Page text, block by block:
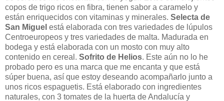
copos de trigo ricos en fibra, tienen sabor a caramelo y
están enriquecidos con vitaminas y minerales. Selecta de
San Miguel está e laborada con tres variedades de lúpulos
Centroeuropeos y tres variedades de malta. Madurada en
bodega y está elaborada con un mosto con muy alto
contenido en cereal. Sofrito de Helios. Este aún no lo he
probado pero es una marca que me encanta y que está
súper buena, así que estoy deseando acompañarlo junto a
unos ricos espaguetis. Está elaborado con ingredientes
naturales, con 3 tomates de la huerta de Andalucía y